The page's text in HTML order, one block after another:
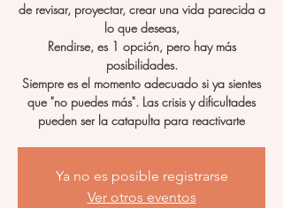
de revisar, proyectar, crear una vida parecida a
lo que deseas,
Rendirse, es 1 opción, pero hay más
posibilidades.
Siempre es el momento adecuado si ya sientes
que "no puedes más". Las crisis y dificultades
pueden ser la catapulta para reactivarte
Ya no es posible registrarse
Ver otros eventos